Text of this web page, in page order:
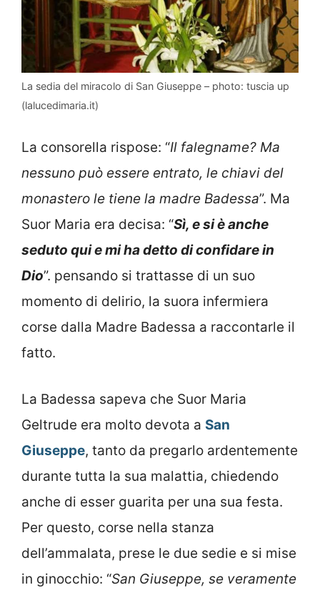
La sedia del miracolo di San Giuseppe – photo: tuscia up
(lalucedimaria.it)
La consorella rispose: “Il falegname? Ma
nessuno può essere entrato, le chiavi del
monastero le tiene la madre Badessa”. Ma
Suor Maria era decisa: “Sì, e si è anche
seduto qui e mi ha detto di confidare in
Dio”. pensando si trattasse di un suo
momento di delirio, la suora infermiera
corse dalla Madre Badessa a raccontarle il
fatto.
La Badessa sapeva che Suor Maria
Geltrude era molto devota a San
Giuseppe, tanto da pregarlo ardentemente
durante tutta la sua malattia, chiedendo
anche di esser guarita per una sua festa.
Per questo, corse nella stanza
dell’ammalata, prese le due sedie e si mise
in ginocchio: “San Giuseppe, se veramente